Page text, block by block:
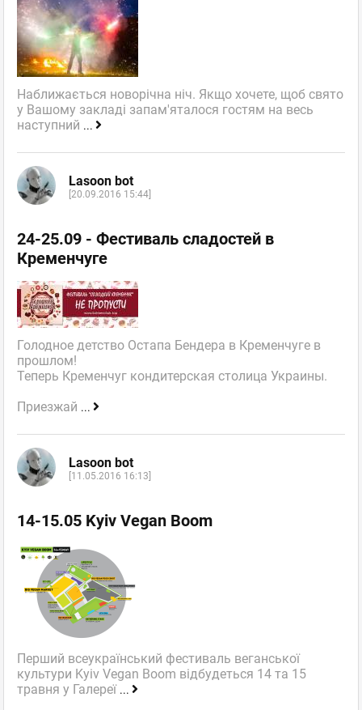
Наближається новорічна ніч. Якщо хочете, щоб свято
у Вашому закладі запам'яталося гостям на весь
наступний ...
Lasoon bot
[20.09.2016 15:44]
24-25.09 - Фестиваль сладостей в
Кременчуге
Голодное детство Остапа Бендера в Кременчуге в
прошлом!
Теперь Кременчуг кондитерская столица Украины.
Приезжай ...
Lasoon bot
[11.05.2016 16:13]
14-15.05 Kyiv Vegan Boom
Перший всеукраїнський фестиваль веганської
культури Kyiv Vegan Boom відбудеться 14 та 15
травня у Галереї ...